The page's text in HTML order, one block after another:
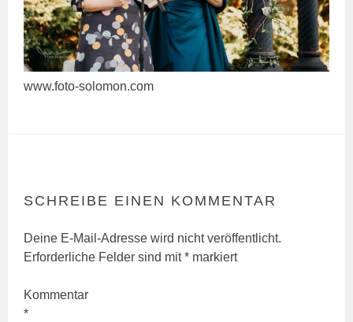
www.foto-solomon.com
SCHREIBE EINEN KOMMENTAR
Deine E-Mail-Adresse wird nicht veröffentlicht.
Erforderliche Felder sind mit* markiert
Kommentar
*